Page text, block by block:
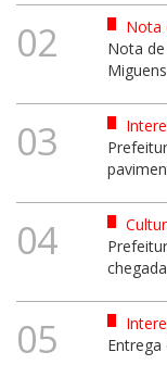
02
Nota
Nota
03
04
05